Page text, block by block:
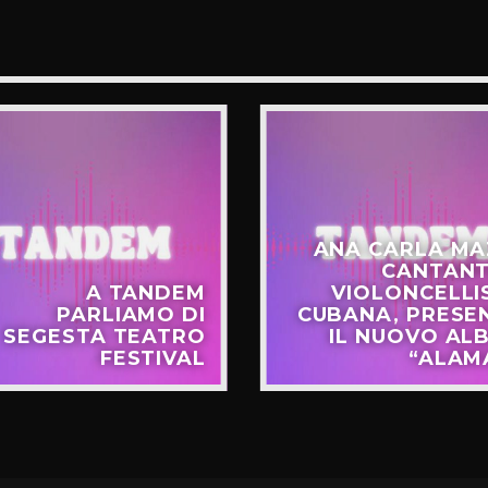
A TANDEM
PARLIAMO DI
SEGESTA TEATRO
FESTIVAL
ANA CARLA
CUBANA,
IL NUOVO